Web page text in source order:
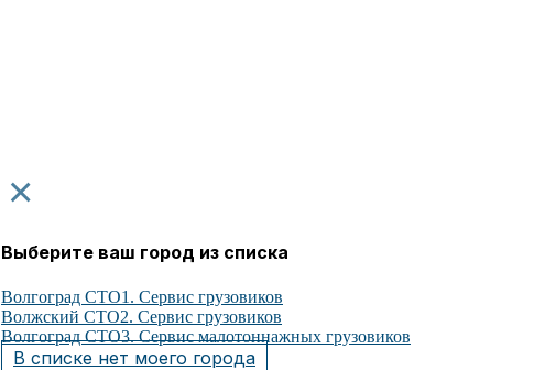
×
Выберите ваш город из списка
Волгоград СТО1. Сервис грузовиков
Волжский СТО2. Сервис грузовиков
Волгоград СТО3. Сервис малотоннажных грузовиков
В списке нет моего города